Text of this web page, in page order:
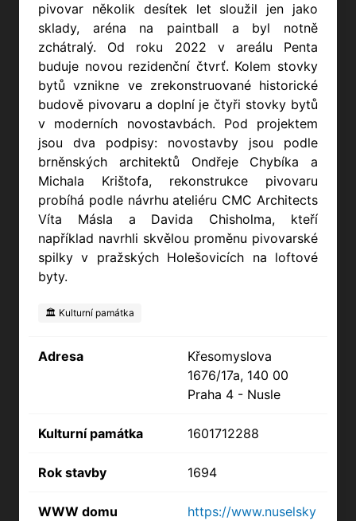
pivovar několik desítek let sloužil jen jako
sklady, aréna na paintball a byl notně
zchátralý. Od roku 2022 v areálu Penta
buduje novou rezidenční čtvrť. Kolem stovky
bytů vznikne ve zrekonstruované historické
budově pivovaru a doplní je čtyři stovky bytů
v moderních novostavbách. Pod projektem
jsou dva podpisy: novostavby jsou podle
brněnských architektů Ondřeje Chybíka a
Michala Krištofa, rekonstrukce pivovaru
probíhá podle návrhu ateliéru CMC Architects
Víta Másla a Davida Chisholma, kteří
například navrhli skvělou proměnu pivovarské
spilky v pražských Holešovicích na loftové
byty.
🏛️ Kulturní památka
Adresa
Křesomyslova
1676/17a, 140 00
Praha 4 - Nusle
Kulturní památka 1601712288
Rok stavby 1694
WWW domu
https://www.nuselsky